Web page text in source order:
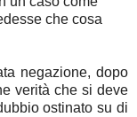
che cosa
negazione, dopo
verità che si deve
ostinato su di